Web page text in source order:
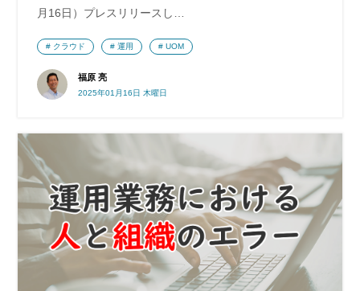
月16日）プレスリリースし…
福原 亮
2025年01月16日 木曜日
クラウド 運用 UOM